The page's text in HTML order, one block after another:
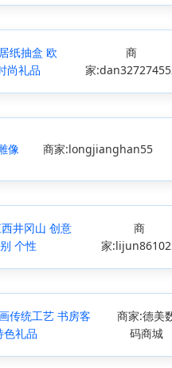
纸抽盒 欧
尚礼品
商
家
像 商家:longjianghan55
井冈山 创意
个性
商
家
传统工艺 书房客
色礼品
商家:德美
码商城